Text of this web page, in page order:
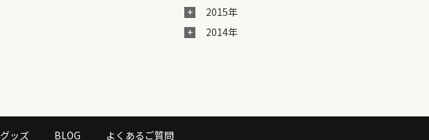
2015年
2014年
グッズ BLOG よくあるご質問